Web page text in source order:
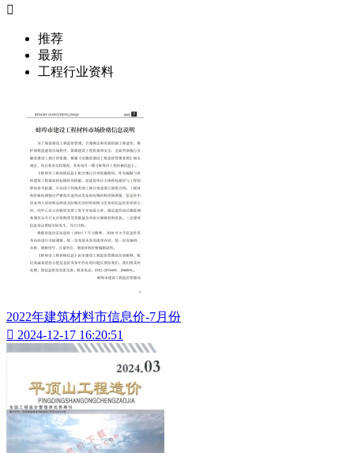

推荐
最新
工程行业资料
2022年建筑材料市信息价-7月份
 2024-12-17 16:20:51